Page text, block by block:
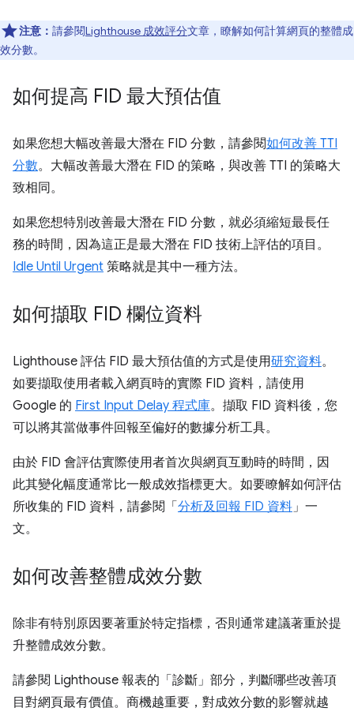
注意： 請參閱Lighthouse 成效評分文章，瞭解如何計算網頁的整體成
效分數。
如何提高 FID 最大預估值
如果您想大幅改善最大潛在 FID 分數，請參閱如何改善 TTI
分數。大幅改善最大潛在 FID 的策略，與改善 TTI 的策略大
致相同。
如果您想特別改善最大潛在 FID 分數，就必須縮短最長任
務的時間，因為這正是最大潛在 FID 技術上評估的項目。
Idle Until Urgent 策略就是其中一種方法。
如何擷取 FID 欄位資料
Lighthouse 評估 FID 最大預估值的方式是使用研究資料。
如要擷取使用者載入網頁時的實際 FID 資料，請使用
Google 的 First Input Delay 程式庫。擷取 FID 資料後，您
可以將其當做事件回報至偏好的數據分析工具。
由於 FID 會評估實際使用者首次與網頁互動時的時間，因
此其變化幅度通常比一般成效指標更大。如要瞭解如何評估
所收集的 FID 資料，請參閱「分析及回報 FID 資料 」一
文。
如何改善整體成效分數
除非有特別原因要著重於特定指標，否則通常建議著重於提
升整體成效分數。
請參閱 Lighthouse 報表的「診斷」 部分，判斷哪些改善項
目對網頁最有價值。商機越重要，對成效分數的影響就越